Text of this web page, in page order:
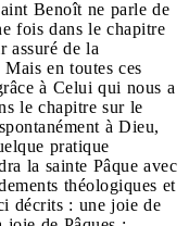
Benoît ne parle de
fois dans le chapitre
assuré de la
en toutes ces
à Celui qui nous a
le chapitre sur le
à Dieu,
pratique
la sainte Pâque avec
théologiques et
décrits : une joie de